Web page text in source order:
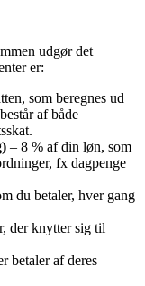
udgør det
er:
som beregnes ud
af både
– 8 % af din løn, som
fx dagpenge
du betaler, hver gang
der knytter sig til
betaler af deres